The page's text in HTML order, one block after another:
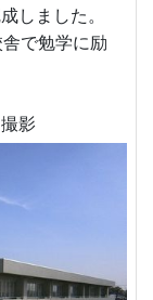
しました。
で勉学に励
影